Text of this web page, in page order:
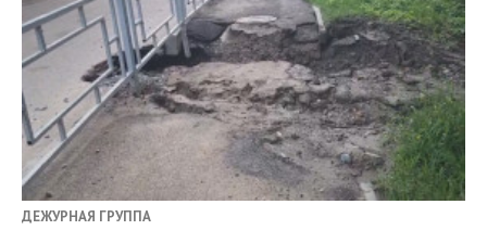
ДЕЖУРНАЯ ГРУППА